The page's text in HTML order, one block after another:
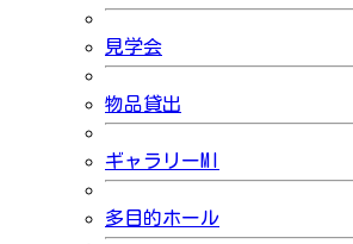
見学会
物品貸出
ギャラリーMI
多目的ホール